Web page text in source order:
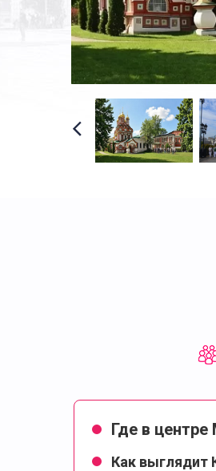
Где в
Как выглядит